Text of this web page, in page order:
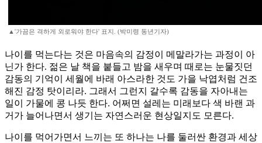
▲'가끔은 격하게 외로워야 한다' 표지. (박미령 동년기자)
나이를 먹는다는 것은 마음속의 감정이 메말라가는 과정이 아
닌가 한다. 젊은 날 책을 붙들고 밤을 새우며 때로는 눈물짓던
감동의 기억이 세월에 바래 아스라한 것도 가을 낙엽처럼 건조
해진 감정 탓이리라. 그래서 그런지 갈수록 감동을 자아내는
일이 가물에 콩 나듯 한다. 어쩌면 설레는 미래보다 색 바랜 과
거가 늘어나면서 생기는 자연스러운 현상일지도 모른다.
나이를 먹어가면서 느끼는 또 하나는 나를 둘러싼 환경과 세상